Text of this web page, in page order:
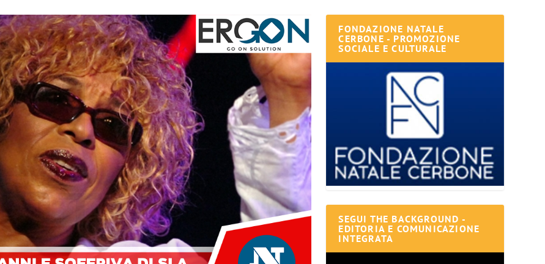
FONDAZIONE NATALE
CERBONE - PROMOZIONE
SOCIALE E CULTURALE
SEGUI THE BACKGROUND -
EDITORIA E COMUNICAZIONE
INTEGRATA